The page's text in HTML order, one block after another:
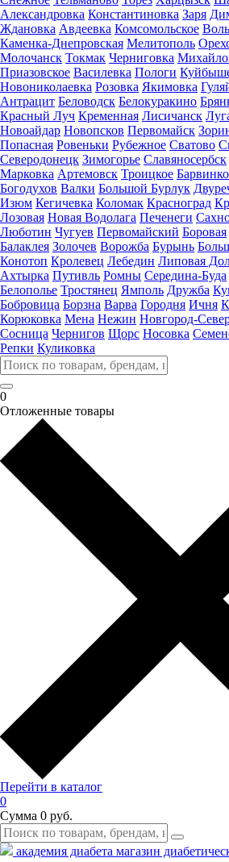
Александровка Константиновка Заря
Ждановка Авдеевка Комсомольское
Каменка-Днепровская Мелитополь
Молочанск Токмак Черниговка
Приазовское Василевка Пологи
Новониколаевка Розовка Якимовка
Антрацит Беловодск Белокуракино
Красный Луч Кременная Лисичанск
Новоайдар Новопсков Первомайск
Попасная Ровеньки Рубежное Сватово
Северодонецк Зимогорье Славяносербск
Марковка Артемовск Троицкое
Богодухов Валки Большой Бурлук
Изюм Кегичевка Коломак Красноград
Лозовая Новая Водолага Печенеги
Люботин Чугуев Первомайский Боровая
Балаклея Золочев Ворожба Бурынь
Конотоп Кролевец Лебедин Липовая
Ахтырка Путивль Ромны Середина-Буда
Белополье Тростянец Ямполь Дружба
Бобровица Борзна Варва Городня Ичня
Корюковка Мена Нежин Новгород-
Сосница Чернигов Щорс Носовка
Репки Куликовка
0
Отложенные товары
Перейти в каталог
0
Сумма 0 руб.
академия диабета магазин